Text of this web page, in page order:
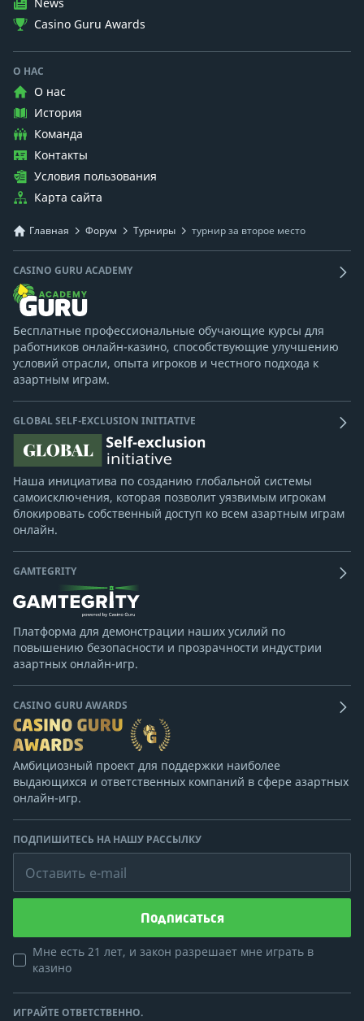
Casino Guru Awards
О НАС
О нас
История
Команда
Контакты
Условия пользования
Карта сайта
Главная Форум Турниры турнир за второе место
CASINO GURU ACADEMY
Бесплатные профессиональные обучающие курсы для
работников онлайн-казино, способствующие улучшению
условий отрасли, опыта игроков и честного подхода к
азартным играм.
GLOBAL SELF-EXCLUSION INITIATIVE
Наша инициатива по созданию глобальной системы
самоисключения, которая позволит уязвимым игрокам
блокировать собственный доступ ко всем азартным играм
онлайн.
GAMTEGRITY
Платформа для демонстрации наших усилий по
повышению безопасности и прозрачности индустрии
азартных онлайн-игр.
CASINO GURU AWARDS
Амбициозный проект для поддержки наиболее
выдающихся и ответственных компаний в сфере азартных
онлайн-игр.
ПОДПИШИТЕСЬ НА НАШУ РАССЫЛКУ
Оставить e-mail
Подписаться
Мне есть 21 лет, и закон разрешает мне играть в
казино
ИГРАЙТЕ ОТВЕТСТВЕННО.